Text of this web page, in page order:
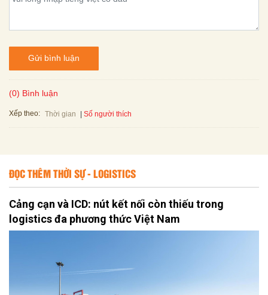
Gửi bình luận
(0) Bình luận
Xếp theo: Thời gian Số người thích
ĐỌC THÊM THỜI SỰ - LOGISTICS
Cảng cạn và ICD: nút kết nối còn thiếu trong
logistics đa phương thức Việt Nam